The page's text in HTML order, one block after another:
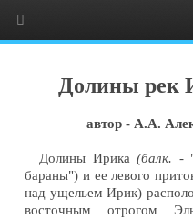
Долины рек
автор - А.А.
Долины Ирика(балк. -
бараны") и ее левого
над ущельем Ирик)
восточным отрогом